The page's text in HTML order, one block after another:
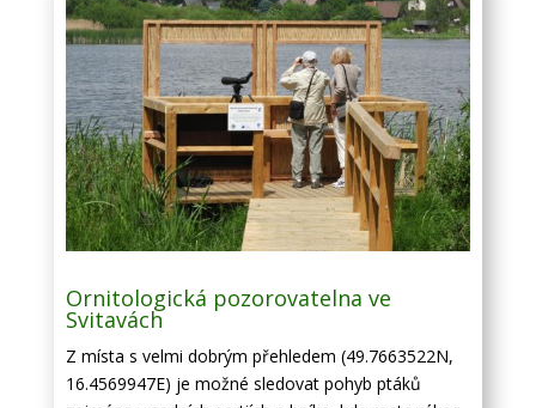
Ornitologická pozorovatelna ve
Svitavách
Z místa s velmi dobrým přehledem (49.7663522N,
16.4569947E) je možné sledovat pohyb ptáků